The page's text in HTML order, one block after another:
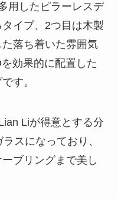
用したピラーレスデ
イプ、2つ目は木製
落ち着いた雰囲気
効果的に配置した
す。
Liが得意とする分
スになっており、
ブリングまで美し